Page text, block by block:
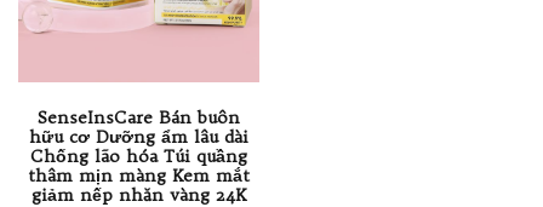
SenseInsCare Bán buôn
hữu cơ Dưỡng ẩm lâu dài
Chống lão hóa Túi quầng
thâm mịn màng Kem mắt
giảm nếp nhăn vàng 24K